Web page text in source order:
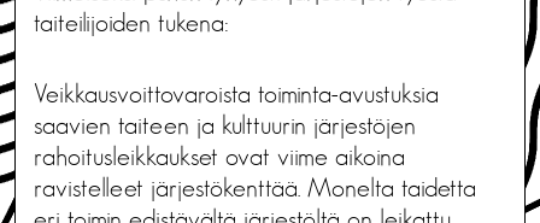
taiteilijoiden tukena:
Veikkausvoittovaroista toiminta-avustuksia
saavien taiteen ja kulttuurin järjestöjen
rahoitusleikkaukset ovat viime aikoina
ravistelleet järjestökenttää. Monelta taidetta